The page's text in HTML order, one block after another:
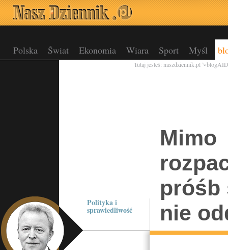
Polska Świat Ekonomia Wiara Sport Myśl
Tutaj jesteś: naszdziennik.pl blogAID
Polityka i
sprawiedliwość
Mimo
próśb
nie